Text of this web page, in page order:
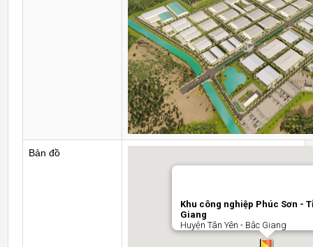
Bản đồ
Khu công nghiệp Phúc Sơn -
Giang
Huyện Tân Yên - Bắc Giang